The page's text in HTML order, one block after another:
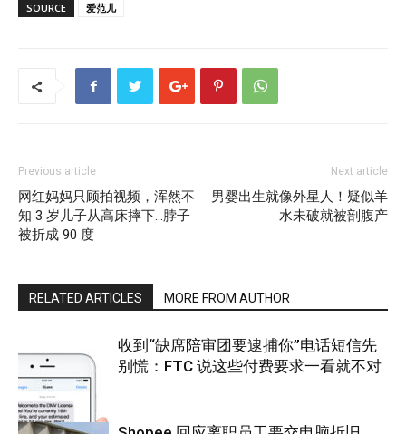
SOURCE 爱范儿
Previous article
网红妈妈只顾拍视频，浑然不
知 3 岁儿子从高床摔下…脖子
被折成 90 度
Next article
男婴出生就像外星人！疑似羊
水未破就被剖腹产
RELATED ARTICLES MORE FROM AUTHOR
收到“缺席陪审团要逮捕你”电话短信先
别慌：FTC 说这些付费要求一看就不对